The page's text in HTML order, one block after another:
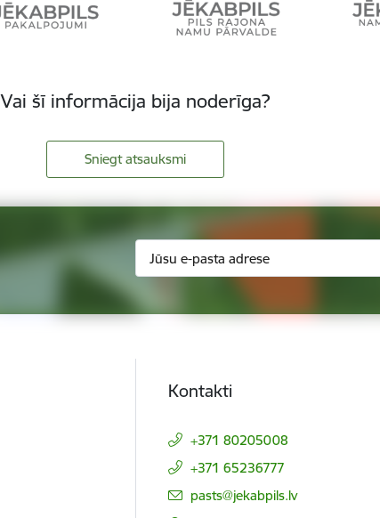
Vai šī informācija bija noderīga?
Sniegt atsauksmi
Kontakti
+371 80205008
+371 65236777
E-pasts:
pasts@jekabpils.lv